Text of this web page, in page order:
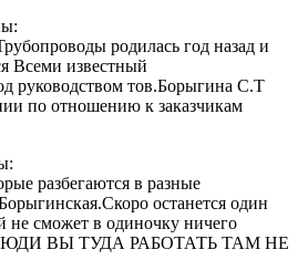
родилась год назад и
Всеми известный
тов.Борыгина С.Т
по отношению к заказчикам
разбегаются в разные
останется один
сможет в одиночку ничего
ВЫ ТУДА РАБОТАТЬ ТАМ НЕ